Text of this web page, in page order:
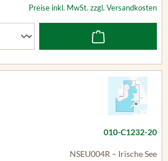
Preise inkl. MwSt. zzgl. Versandkosten
010-C1232-20
NSEU004R – Irische See